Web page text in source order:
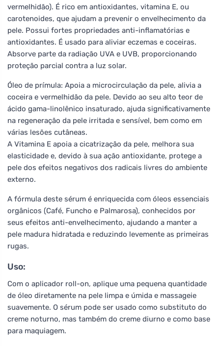
vermelhidão). É rico em antioxidantes, vitamina E, ou
carotenoides, que ajudam a prevenir o envelhecimento da
pele. Possui fortes propriedades anti-inflamatórias e
antioxidantes. É usado para aliviar eczemas e coceiras.
Absorve parte da radiação UVA e UVB, proporcionando
proteção parcial contra a luz solar.
Óleo de prímula: Apoia a microcirculação da pele, alivia a
coceira e vermelhidão da pele. Devido ao seu alto teor de
ácido gama-linolênico insaturado, ajuda significativamente
na regeneração da pele irritada e sensível, bem como em
várias lesões cutâneas.
A Vitamina E apoia a cicatrização da pele, melhora sua
elasticidade e, devido à sua ação antioxidante, protege a
pele dos efeitos negativos dos radicais livres do ambiente
externo.
A fórmula deste sérum é enriquecida com óleos essenciais
orgânicos (Café, Funcho e Palmarosa), conhecidos por
seus efeitos anti-envelhecimento, ajudando a manter a
pele madura hidratada e reduzindo levemente as primeiras
rugas.
Uso:
Com o aplicador roll-on, aplique uma pequena quantidade
de óleo diretamente na pele limpa e úmida e massageie
suavemente. O sérum pode ser usado como substituto do
creme noturno, mas também do creme diurno e como base
para maquiagem.